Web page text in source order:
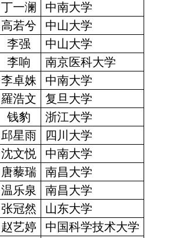
丁一澜
中南大学
高若兮
中山大学
李强
中山大学
李响
南京医科大学
李卓姝
中南大学
羅浩文
复旦大学
钱豹
浙江大学
邱星雨
四川大学
沈文悦
中南大学
唐藜瑞
南昌大学
温乐泉
南昌大学
张冠然
山东大学
赵艺婷
中国科学技术大学